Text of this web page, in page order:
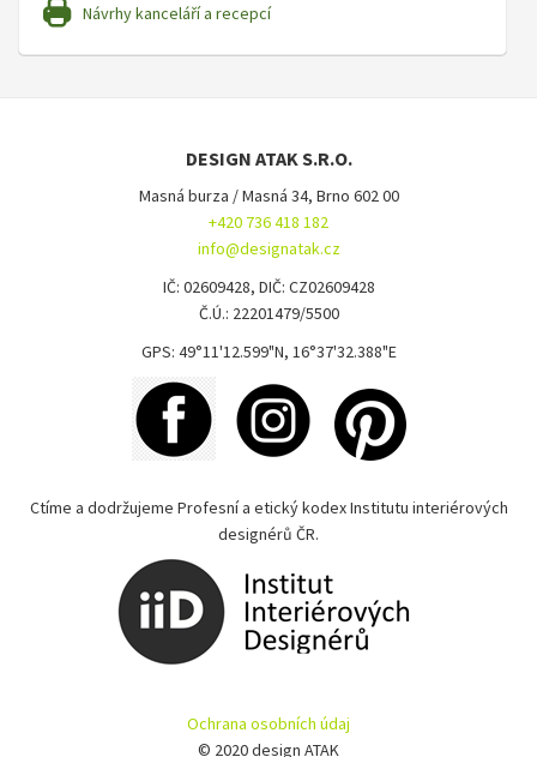
Návrhy kanceláří a recepcí
DESIGN ATAK S.R.O.
Masná burza / Masná 34, Brno 602 00
+420 736 418 182
info@designatak.cz
IČ: 02609428, DIČ: CZ02609428
Č.Ú.: 22201479/5500
GPS: 49°11'12.599"N, 16°37'32.388"E
Ctíme a dodržujeme Profesní a etický kodex Institutu interiérových
designérů ČR.
Ochrana osobních údaj
© 2020 design ATAK